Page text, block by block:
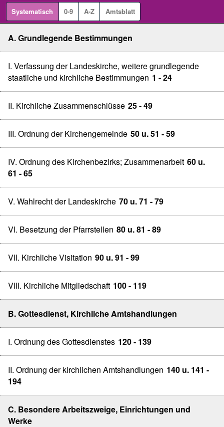
Systematisch 0-9 A-Z Amtsblatt
A. Grundlegende Bestimmungen
I. Verfassung der Landeskirche, weitere grundlegende
staatliche und kirchliche Bestimmungen 1 - 24
II. Kirchliche Zusammenschlüsse 25 - 49
III. Ordnung der Kirchengemeinde 50 u. 51 - 59
IV. Ordnung des Kirchenbezirks; Zusammenarbeit 60 u.
61 - 65
V. Wahlrecht der Landeskirche 70 u. 71 - 79
VI. Besetzung der Pfarrstellen 80 u. 81 - 89
VII. Kirchliche Visitation 90 u. 91 - 99
VIII. Kirchliche Mitgliedschaft 100 - 119
B. Gottesdienst, Kirchliche Amtshandlungen
I. Ordnung des Gottesdienstes 120 - 139
II. Ordnung der kirchlichen Amtshandlungen 140 u. 141 -
194
C. Besondere Arbeitszweige, Einrichtungen und
Werke